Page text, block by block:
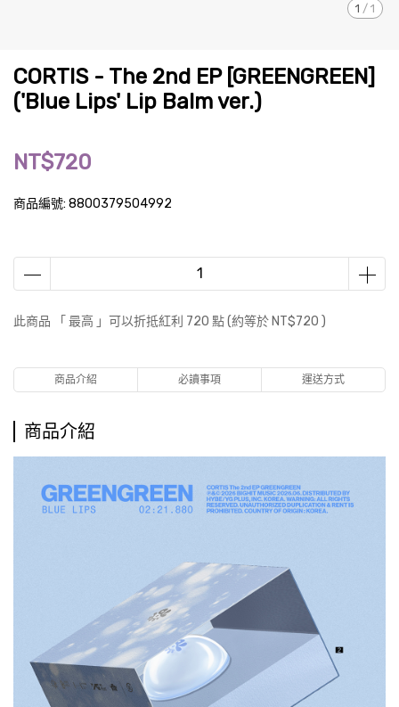
1 / 1
CORTIS - The 2nd EP [GREENGREEN]
('Blue Lips' Lip Balm ver.)
NT$720
商品編號: 8800379504992
此商品 「 最高 」可以折抵紅利 720 點 (約等於 NT$720 )
商品介紹 必讀事項 運送方式
商品介紹